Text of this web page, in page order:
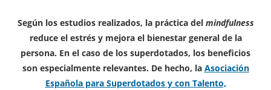
Según los estudios realizados, la práctica del mindfulness
reduce el estrés y mejora el bienestar general de la
persona. En el caso de los superdotados, los beneficios
son especialmente relevantes. De hecho, la Asociación
Española para Superdotados y con Talento,